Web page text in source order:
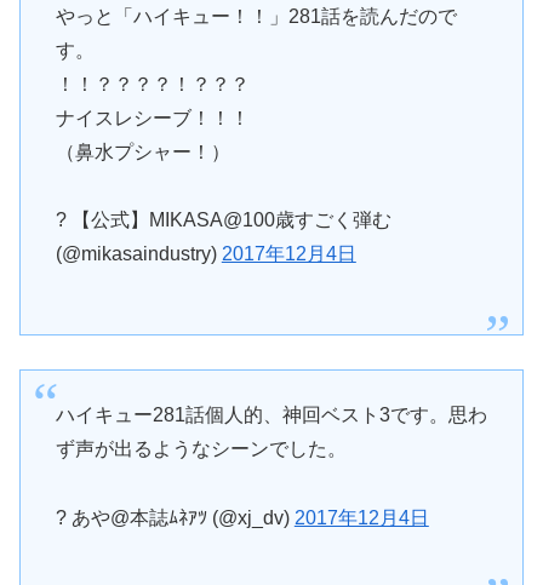
やっと「ハイキュー！！」281話を読んだので
す。
！！？？？？！？？？
ナイスレシーブ！！！
（鼻水プシャー！）
? 【公式】MIKASA@100歳すごく弾む
(@mikasaindustry) 2017年12月4日
ハイキュー281話個人的、神回ベスト3です。思わ
ず声が出るようなシーンでした。
? あや@本誌ﾑﾈｱﾂ (@xj_dv) 2017年12月4日